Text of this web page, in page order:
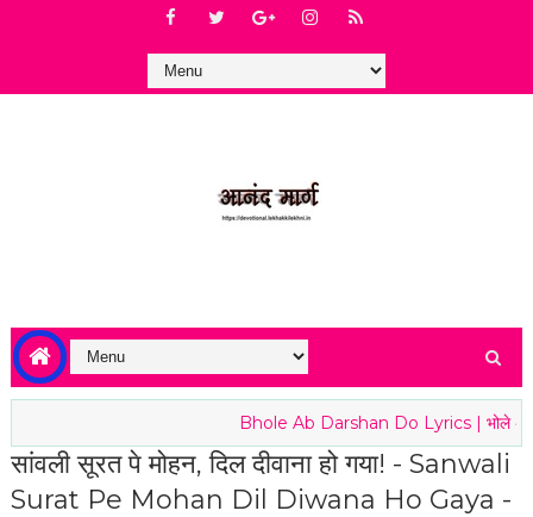
Bhole Ab Darshan Do Lyrics | भोले अब
सांवली सूरत पे मोहन, दिल दीवाना हो गया! - Sanwali
Surat Pe Mohan Dil Diwana Ho Gaya -